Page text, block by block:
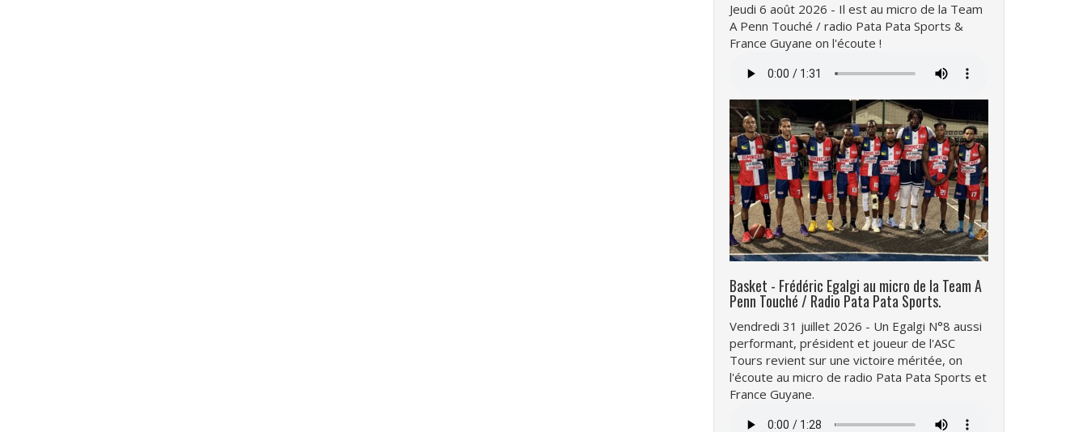
Jeudi 6 août 2026 - Il est au micro de la Team
A Penn Touché / radio Pata Pata Sports &
France Guyane on l'écoute !
audio
Basket - Frédéric Egalgi au micro de la Team A
Penn Touché / Radio Pata Pata Sports.
Vendredi 31 juillet 2026 - Un Egalgi N°8 aussi
performant, président et joueur de l'ASC
Tours revient sur une victoire méritée, on
l'écoute au micro de radio Pata Pata Sports et
France Guyane.
audio